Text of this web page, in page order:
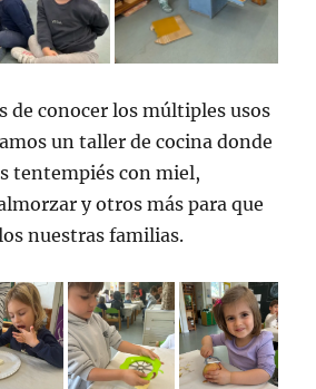
de conocer los múltiples usos
un taller de cocina donde
tentempiés con miel,
y otros más para que
nuestras familias.